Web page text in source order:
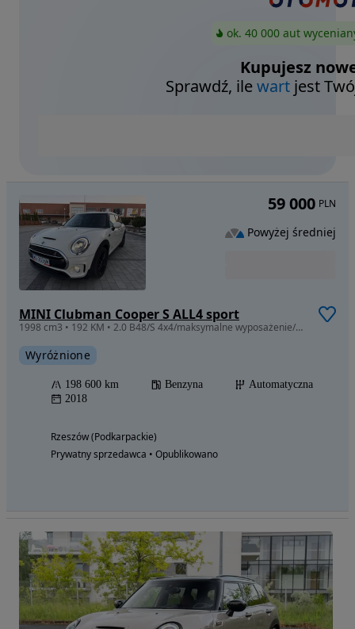
ok. 40 000 aut
Kupujesz
Sprawdź, ilewart jest
MINI Clubman Cooper S ALL4 sport
1998 cm3 • 192 KM • 2.0 B48/S 4x4/maksymalne wyposażenie/Harman
Wyróżnione
198 600 km Benzyna
Automatyczna
2018
Rzeszów (Podkarpackie)
Prywatny sprzedawca • Opublikowano
59 000 PLN
Powyżej średniej